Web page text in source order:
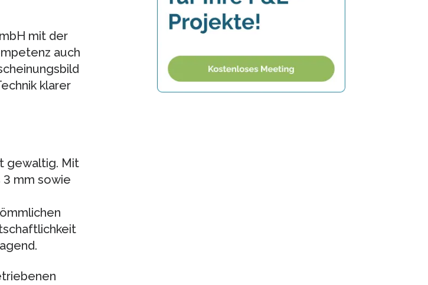
mit der
auch
klarer
gewaltig. Mit
mm sowie